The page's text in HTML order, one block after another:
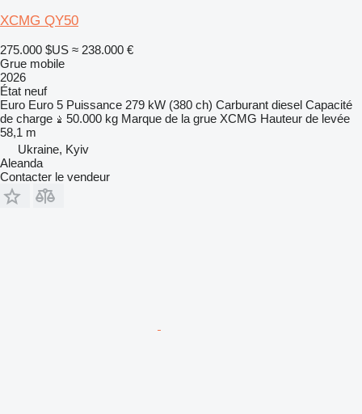
XCMG QY50
275.000 $US ≈ 238.000 €
Grue mobile
2026
État neuf
Euro Euro 5 Puissance 279 kW (380 ch) Carburant diesel Capacité
de charge
50.000 kg Marque de la grue XCMG Hauteur de levée
58,1 m
Ukraine, Kyiv
Aleanda
Contacter le vendeur